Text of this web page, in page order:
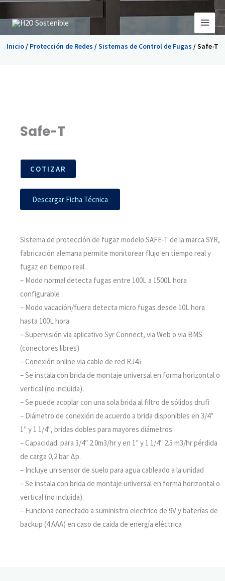
al
contenido
Inicio/ Protección de Redes /Sistemas de Control de Fugas / Safe-T
Safe-T
COTIZAR
Descargar Ficha Técnica
Sistema de protección de fugaz modelo SAFE-T de la marca SYR,
fabricación alemana permite monitorear flujo en tiempo real y
fugaz en tiempo real.
– Modo normal detecta fugas entre 100L a 1500L hora
configurable
– Modo vacación/fuera detecta micro fugas desde 10L hora
hasta 100L hora
– Supervisión via aplicativo Syr Connect, via Web o via BMS
(conectores libres)
– Conexión online via cable de red RJ45
– Se instala con brida de montaje universal en forma horizontal o
vertical (no incluida).
– Se puede acoplar con una sola brida al filtro de sólidos drufi
– Diámetro de conexión de acuerdo a brida disponibles en 3/4″
1″ y 1 1/4″, bridas dobles para mayores diámetros
– Capacidad: para 3/4″ 2.0m3/hr y en 1″ y 1 1/4″ 2.5 m3/hr pérdida
de carga 0,2 bar Δp.
– Incluye un sensor de suelo para agua cableado a la unidad
– Se instala con brida de montaje universal en forma horizontal o
vertical (no incluida).
– Funciona conectado a suministro electrico de 9V y baterías de
backup (4 AAA) en caso de caida de energía eléctrica